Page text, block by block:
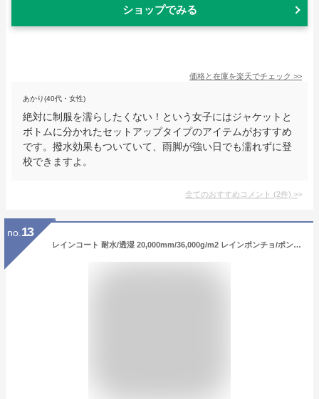
ショップでみる
価格と在庫を楽天でチェック >>
あかり(40代・女性)
絶対に制服を濡らしたくない！という女子にはジャケットと
ボトムに分かれたセットアップタイプのアイテムがおすすめ
です。撥水効果もついていて、雨脚が強い日でも濡れずに登
校できますよ。
全てのおすすめコメント (2件) >
no. 13
レインコート 耐水/透湿 20,000mm/36,000g/m2 レインポンチョ/ポンチョ レインウェア/レインスーツ 通気性 雨具/カッパ/雨合羽 メンズ レディース 通勤/通学/自転車/アウトドア ユニセックス LAD WEATHER ラドウェザー 送料無料 VR